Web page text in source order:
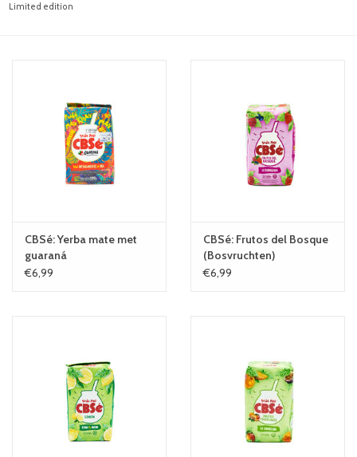
Limited edition
CBSé: Yerba mate met
guaraná
€6,99
CBSé: Frutos del Bosque
(Bosvruchten)
€6,99